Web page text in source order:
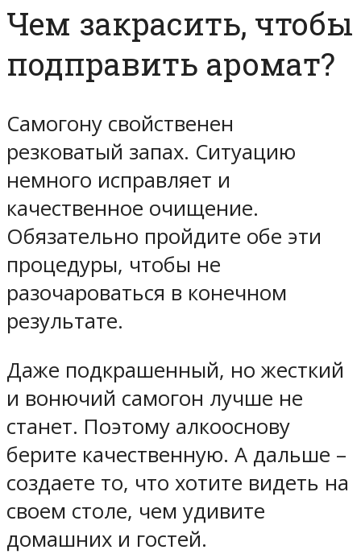
Чем закрасить, чтобы
подправить аромат?
Самогону свойственен
резковатый запах. Ситуацию
немного исправляет и
качественное очищение.
Обязательно пройдите обе эти
процедуры, чтобы не
разочароваться в конечном
результате.
Даже подкрашенный, но жесткий
и вонючий самогон лучше не
станет. Поэтому алкооснову
берите качественную. А дальше –
создаете то, что хотите видеть на
своем столе, чем удивите
домашних и гостей.